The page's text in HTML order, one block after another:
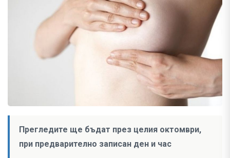
Прегледите ще бъдат през целия октомври,
при предварително записан ден и час